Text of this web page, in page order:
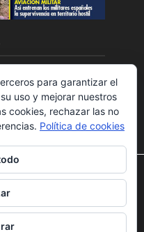
aerospacial
mejor experiencia en
utilizamos o
para garantizar el
uso y mejorar nuestros
cookies, rechazar las no
Política de cookies